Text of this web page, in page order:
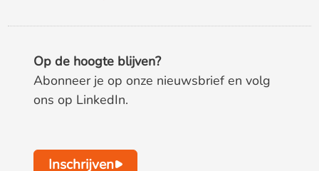
Op de hoogte blijven?
Abonneer je op onze nieuwsbrief en volg
ons op LinkedIn.
Inschrijven